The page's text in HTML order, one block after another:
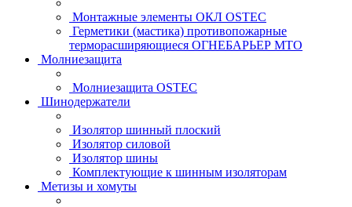
Монтажные элементы ОКЛ OSTEC
Герметики (мастика) противопожарные
терморасширяющиеся ОГНЕБАРЬЕР МТО
Молниезащита
Молниезащита OSTEC
Шинодержатели
Изолятор шинный плоский
Изолятор силовой
Изолятор шины
Комплектующие к шинным изоляторам
Метизы и хомуты